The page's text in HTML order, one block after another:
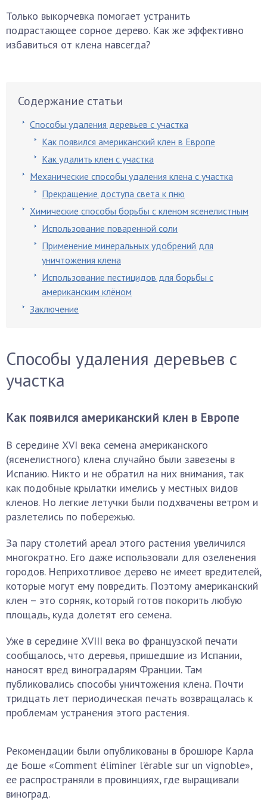
Только выкорчевка помогает устранить
подрастающее сорное дерево. Как же эффективно
избавиться от клена навсегда?
Содержание статьи
Способы удаления деревьев с участка
Как появился американский клен в Европе
Как удалить клен с участка
Механические способы удаления клена с участка
Прекращение доступа света к пню
Химические способы борьбы с кленом ясенелистным
Использование поваренной соли
Применение минеральных удобрений для
уничтожения клена
Использование пестицидов для борьбы с
американским клёном
Заключение
Способы удаления деревьев с
участка
Как появился американский клен в Европе
В середине XVI века семена американского
(ясенелистного) клена случайно были завезены в
Испанию. Никто и не обратил на них внимания, так
как подобные крылатки имелись у местных видов
кленов. Но легкие летучки были подхвачены ветром и
разлетелись по побережью.
За пару столетий ареал этого растения увеличился
многократно. Его даже использовали для озеленения
городов. Неприхотливое дерево не имеет вредителей,
которые могут ему повредить. Поэтому американский
клен – это сорняк, который готов покорить любую
площадь, куда долетят его семена.
Уже в середине XVIII века во французской печати
сообщалось, что деревья, пришедшие из Испании,
наносят вред виноградарям Франции. Там
публиковались способы уничтожения клена. Почти
тридцать лет периодическая печать возвращалась к
проблемам устранения этого растения.
Рекомендации были опубликованы в брошюре Карла
де Боше «Comment éliminer l’érable sur un vignoble»,
ее распространяли в провинциях, где выращивали
виноград.